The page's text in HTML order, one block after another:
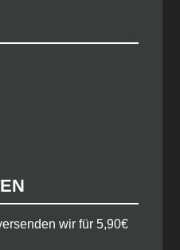
wir für 5,90€